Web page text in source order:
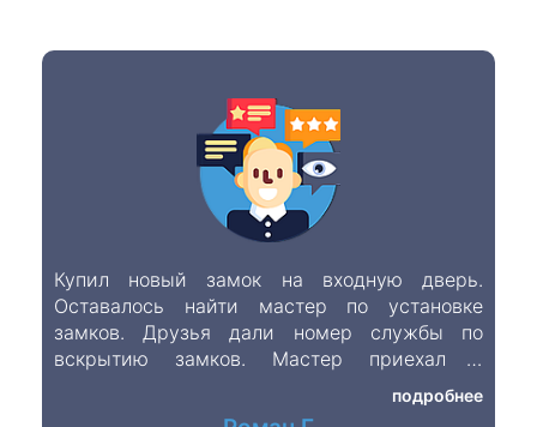
Купил новый замок на входную дверь.
Оставалось найти мастер по установке
замков. Друзья дали номер службы по
вскрытию замков. Мастер приехал в
обговорённое время и установил замок,
подробнее